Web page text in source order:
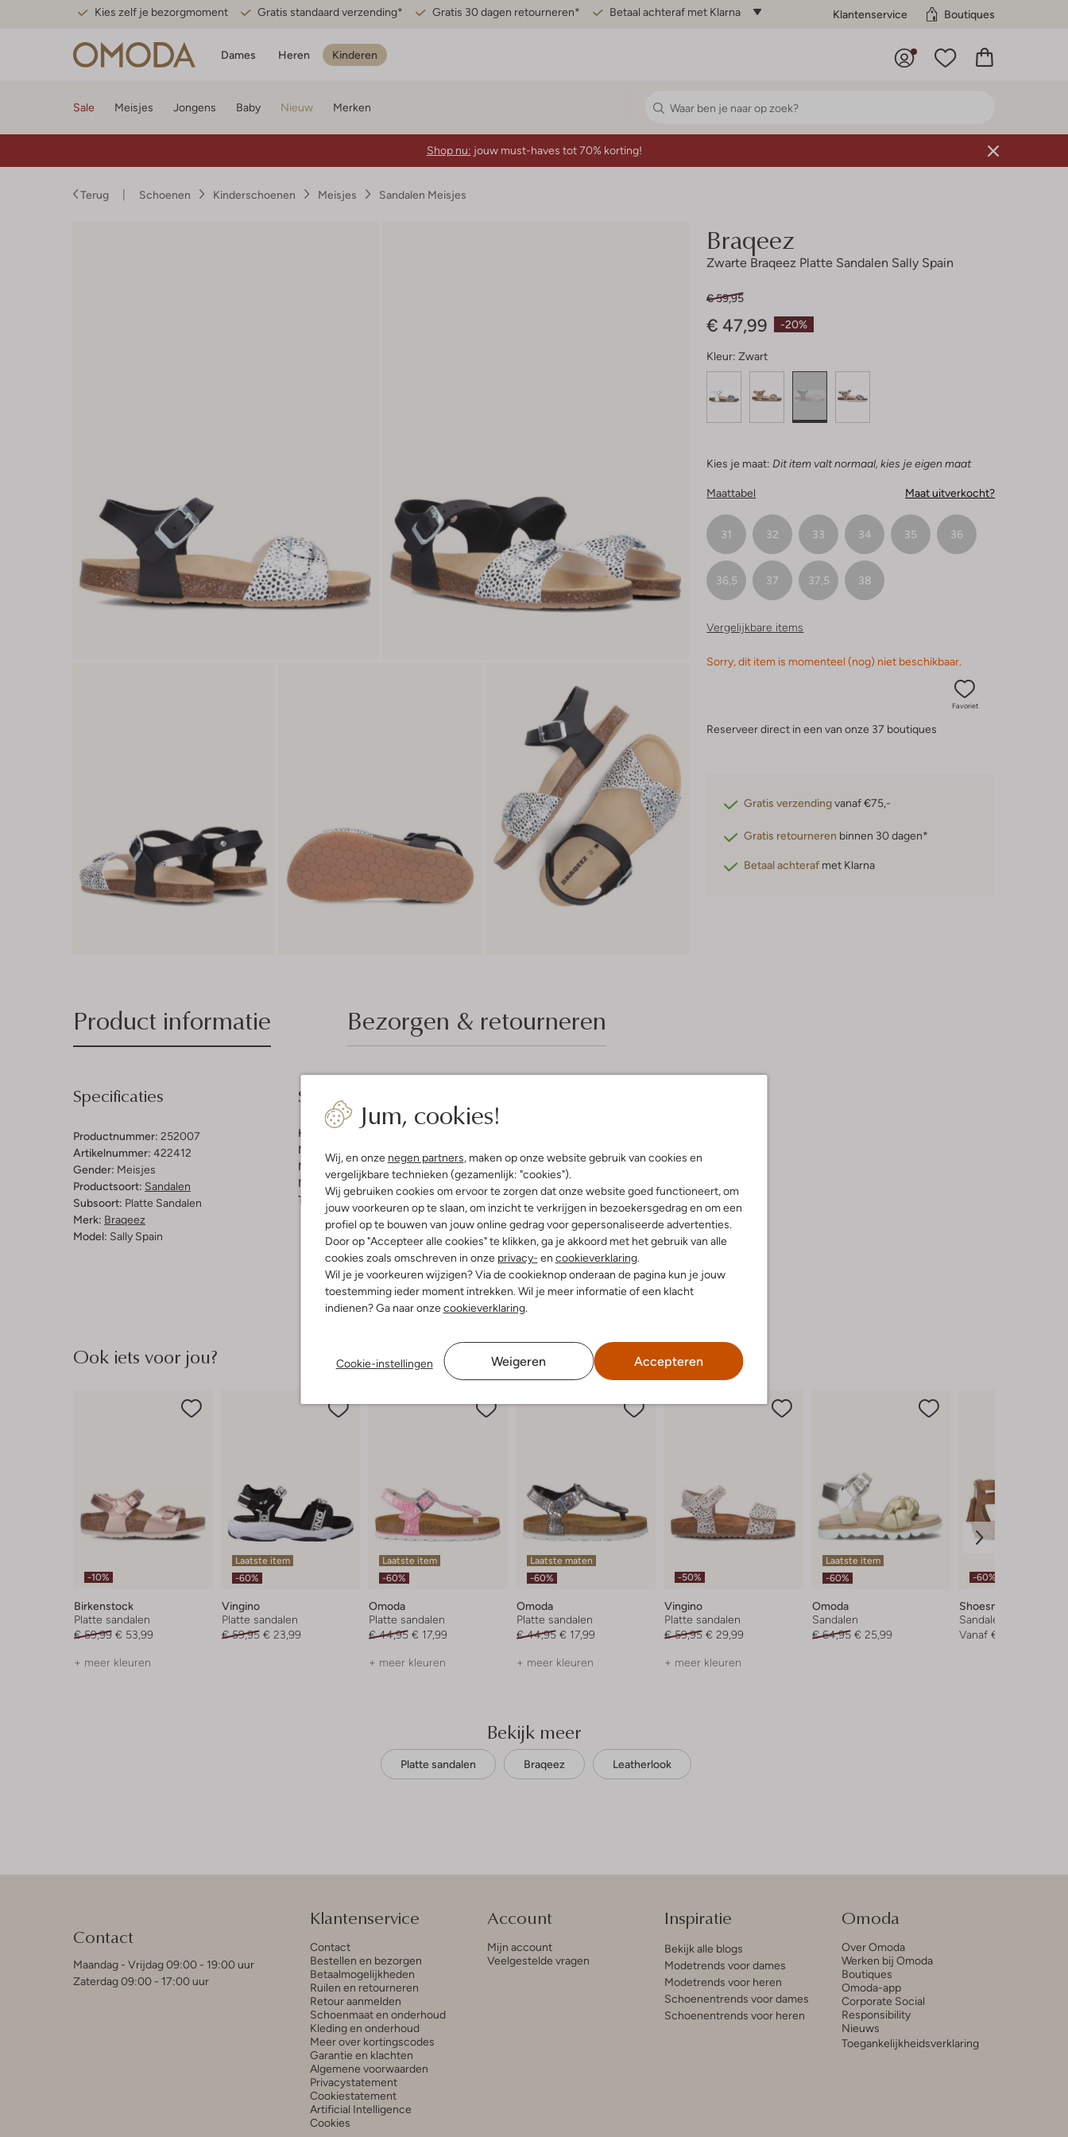
Kies zelf je bezorgmoment Gratis standaard verzending* Gratis 30 dagen retourneren* Betaal achteraf met Klarna Klantenservice Boutiques
Dames Heren Kinderen
Jum, cookies!
Wij, en onze negen partners, maken op onze website gebruik van cookies en
vergelijkbare technieken (gezamenlijk: "cookies").
Wij gebruiken cookies om ervoor te zorgen dat onze website goed functioneert, om
jouw voorkeuren op te slaan, om inzicht te verkrijgen in bezoekersgedrag en om een
profiel op te bouwen van jouw online gedrag voor gepersonaliseerde advertenties.
Door op "Accepteer alle cookies" te klikken, ga je akkoord met het gebruik van alle
cookies zoals omschreven in onze privacy- en cookieverklaring.
Wil je je voorkeuren wijzigen? Via de cookieknop onderaan de pagina kun je jouw
toestemming ieder moment intrekken. Wil je meer informatie of een klacht
indienen? Ga naar onzecookieverklaring.
Cookie-instellingen Weigeren Accepteren
Sale Meisjes Jongens Baby Nieuw Merken
Shop nu: jouw must-haves tot 70% korting!
Terug Schoenen Kinderschoenen Meisjes Sandalen Meisjes
Braqeez
Zwarte Braqeez Platte Sandalen Sally Spain
-20%
€ 59,95
€ 47,99
Kleur: Zwart
Kies je maat: Dit item valt normaal, kies je eigen maat
Maattabel Maat uitverkocht?
31 32 33 34 35 36
36,5 37 37,5 38
Vergelijkbare items
Sorry, dit item is momenteel (nog) niet beschikbaar.
Favoriet
Reserveer direct in een van onze 37 boutiques
Gratis verzendingvanaf €75,-
Gratis retourneren binnen 30 dagen*
Betaal achteraf met Klarna
Product informatie Bezorgen & retourneren
Specificaties
Productnummer: 252007
Artikelnummer: 422412
Gender: Meisjes
Productsoort: Sandalen
Subsoort: Platte Sandalen
Merk: Braqeez
Model: Sally Spain
Samenstelling & Pasvorm
Kleur:
Materiaal buitenkant:
Materiaal binnenkant: Leer, Leatherlook
Materiaal zool:
Rubber
Type sluiting:
Gesp
Ook iets voor jou?
-10%
Birkenstock
Platte sandalen
€ 59,99 € 53,99
+ meer kleuren
Laatste item
-60%
Vingino
Platte sandalen
€ 59,95 € 23,99
Laatste item
-60%
Omoda
Platte sandalen
€ 44,95 € 17,99
+ meer kleuren
Laatste maten
-60%
Omoda
Platte sandalen
€ 44,95 € 17,99
+ meer kleuren
-50%
Vingino
Platte sandalen
€ 59,95 € 29,99
+ meer kleuren
Laatste item
-60%
Omoda
Sandalen
€ 64,95 € 25,99
-60%
Shoesme
Sandalen
Vanaf € 23,99
Bekijk meer
Platte sandalen Braqeez Leatherlook
Contact
Maandag - Vrijdag 09:00 - 19:00 uur
Zaterdag 09:00 - 17:00 uur
Klantenservice
Contact
Bestellen en bezorgen
Betaalmogelijkheden
Ruilen en retourneren
Retour aanmelden
Schoenmaat en onderhoud
Kleding en onderhoud
Meer over kortingscodes
Garantie en klachten
Algemene voorwaarden
Privacystatement
Cookiestatement
Artificial Intelligence
Cookies
Account
Mijn account
Veelgestelde vragen
Inspiratie
Bekijk alle blogs
Modetrends voor dames
Modetrends voor heren
Schoenentrends voor dames
Schoenentrends voor heren
Omoda
Over Omoda
Werken bij Omoda
Boutiques
Omoda-app
Corporate Social
Responsibility
Nieuws
Toegankelijkheidsverklaring